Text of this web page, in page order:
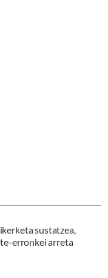
sustatzea,
erronkei arreta